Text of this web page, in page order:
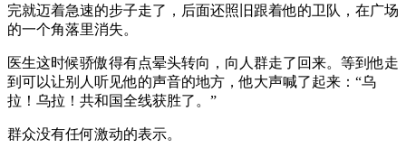
完就迈着急速的步子走了，后面还照旧跟着他的卫队，在广场
的一个角落里消失。
医生这时候骄傲得有点晕头转向，向人群走了回来。等到他走
到可以让别人听见他的声音的地方，他大声喊了起来：“乌
拉！乌拉！共和国全线获胜了。”
群众没有任何激动的表示。